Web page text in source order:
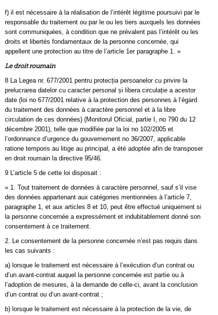
f) il est nécessaire à la réalisation de l’intérêt légitime poursuivi par le
responsable du traitement ou par le ou les tiers auxquels les données
sont communiquées, à condition que ne prévalent pas l’intérêt ou les
droits et libertés fondamentaux de la personne concernée, qui
appellent une protection au titre de l’article 1er paragraphe 1. »
Le droit roumain
8 La Legea nr. 677/2001 pentru protecția persoanelor cu privire la
prelucrarea datelor cu caracter personal și libera circulație a acestor
date (loi no 677/2001 relative à la protection des personnes à l’égard
du traitement des données à caractère personnel et à la libre
circulation de ces données) (Monitorul Oficial, partie I, no 790 du 12
décembre 2001), telle que modifiée par la loi no 102/2005 et
l’ordonnance d’urgence du gouvernement no 36/2007, applicable
ratione temporis au litige au principal, a été adoptée afin de transposer
en droit roumain la directive 95/46.
9 L’article 5 de cette loi disposait :
« 1. Tout traitement de données à caractère personnel, sauf s’il vise
des données appartenant aux catégories mentionnées à l’article 7,
paragraphe 1, et aux articles 8 et 10, peut être effectué uniquement si
la personne concernée a expressément et indubitablement donné son
consentement à ce traitement.
2. Le consentement de la personne concernée n’est pas requis dans
les cas suivants :
a) lorsque le traitement est nécessaire à l’exécution d’un contrat ou
d’un avant-contrat auquel la personne concernée est partie ou à
l’adoption de mesures, à la demande de celle-ci, avant la conclusion
d’un contrat ou d’un avant-contrat ;
b) lorsque le traitement est nécessaire à la protection de la vie, de